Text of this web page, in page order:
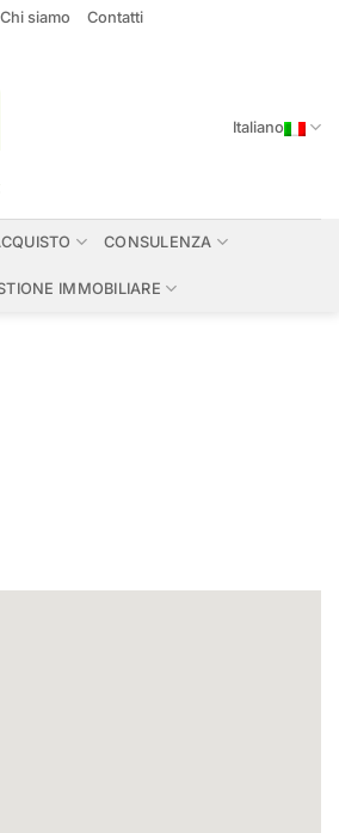
Chi siamo Contatti
Italiano
CONSULENZA
IMMOBILIARE